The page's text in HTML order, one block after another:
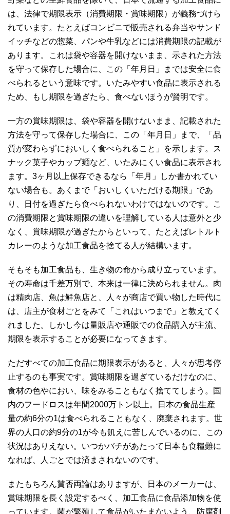
は、法律で期限表示（消費期限・賞味期限）が義務づけら
れています。たとえばコンビニで販売される弁当やサンド
イッチなどの惣菜、パンや牛乳などには消費期限の記載が
あります。これは袋や容器を開けないまま、示された方法
を守って保存した場合に、この「年月日」までは安全に食
べられるという意味です。いたみやすい食品に表示される
ため、もし期限を過ぎたら、食べないほうが賢明です。
一方の賞味期限は、袋や容器を開けないまま、記載された
方法を守って保存した場合に、この「年月日」まで、「品
質が変わらずにおいしく食べられること」を示します。ス
ナック菓子やカップ麺など、いたみにくい食品に表示され
ます。3ヶ月以上保存できるなら「年月」しか書かれてい
ない場合も。あくまで「おいしくいただける期限」であ
り、日付を過ぎたら食べられないわけではないのです。こ
の消費期限と賞味期限の違いを理解している人は意外と少
なく、賞味期限が過ぎたからといって、たとえばレトルト
カレーのような加工食品を捨てる人が結構います。
そもそも加工食品も、生き物の命から成り立っています。
その寿命は千差万別で、本来は一律に決められません。肉
は精肉店、魚は鮮魚店と、人々が商店で買い物した時代に
は、店主が食材ごとをみて「これはいつまで」と教えてく
れました。しかし今は量販店や通販での食品購入が主流、
期限を表示することが必要になってきます。
ただすべての加工食品に期限表示があると、人々が思考停
止するのも事実です。賞味期限を過ぎているだけなのに、
食材の色やにおい、味をみることもなく捨ててしまう。国
内のフードロスは年間2000万トン以上。日本の食品生産
量の約6分の1は食べられることもなく、廃棄されます。世
界の人口の約9分の1が今も飢えに苦しんでいるのに、この
状況はありえない。いつかバチがあたって日本も食糧難に
なれば、人ごとでは済まされないのです。
またもちろん賛否両論はありますが、日本のメーカーは、
賞味期限を長く設定するべく、加工食品に食品添加物を使
っています。菌が繁殖して食品がいたまないよう、防腐剤